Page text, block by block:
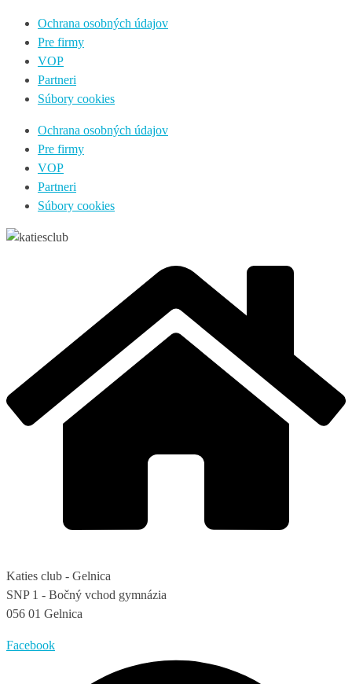
Ochrana osobných údajov
Pre firmy
VOP
Partneri
Súbory cookies
Ochrana osobných údajov
Pre firmy
VOP
Partneri
Súbory cookies
Katies club - Gelnica
SNP 1 - Bočný vchod gymnázia
056 01 Gelnica
Facebook